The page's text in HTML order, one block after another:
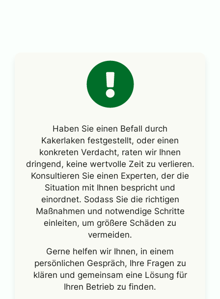
Haben Sie einen Befall durch
Kakerlaken festgestellt, oder einen
konkreten Verdacht, raten wir Ihnen
dringend, keine wertvolle Zeit zu verlieren.
Konsultieren Sie einen Experten, der die
Situation mit Ihnen bespricht und
einordnet. Sodass Sie die richtigen
Maßnahmen und notwendige Schritte
einleiten, um größere Schäden zu
vermeiden.
Gerne helfen wir Ihnen, in einem
persönlichen Gespräch, Ihre Fragen zu
klären und gemeinsam eine Lösung für
Ihren Betrieb zu finden.